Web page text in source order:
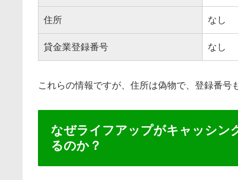
住所 なし
貸金業登録番号 なし
これらの情報ですが、住所は偽物で、登録番号
なぜライフアップがキャッシン
るのか？